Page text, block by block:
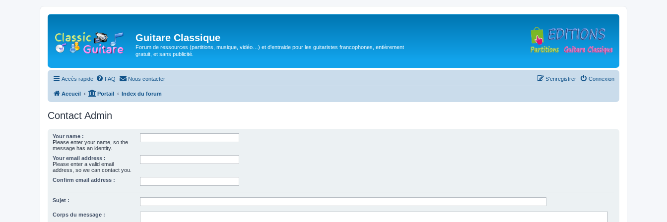
Guitare Classique
Forum de ressources (partitions, musique, vidéo…) et d'entraide pour les guitaristes francophones, entièrement
gratuit, et sans publicité.
Accès rapide FAQ Nous contacter Connexion
S’enregistrer
Accueil Portail Index du forum
Contact Admin
Your name :
Please enter your name, so the
message has an identity.
Your email address :
Please enter a valid email
address, so we can contact you.
Confirm email address :
Sujet :
Corps du message :